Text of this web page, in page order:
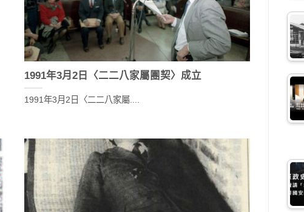
1991年3月2日〈二二八家屬團契〉成立
1991年3月2日〈二二八家屬....